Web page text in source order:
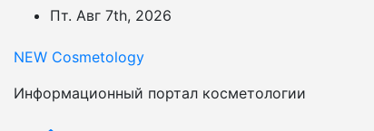
Перейти
содержимому
Пт. Авг 7th, 2026
NEW Cosmetology
Информационный портал косметологии